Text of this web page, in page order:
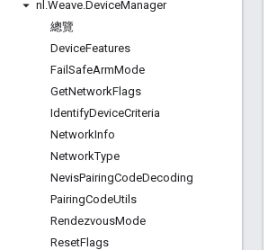
nl .Weave.DeviceManager
總覽
DeviceFeatures
Fail SafeArmMode
GetNetworkFlags
IdentifyDeviceCriteria
NetworkInfo
NetworkType
NevisPairingCodeDecoding
PairingCodeUtils
RendezvousMode
ResetFlags